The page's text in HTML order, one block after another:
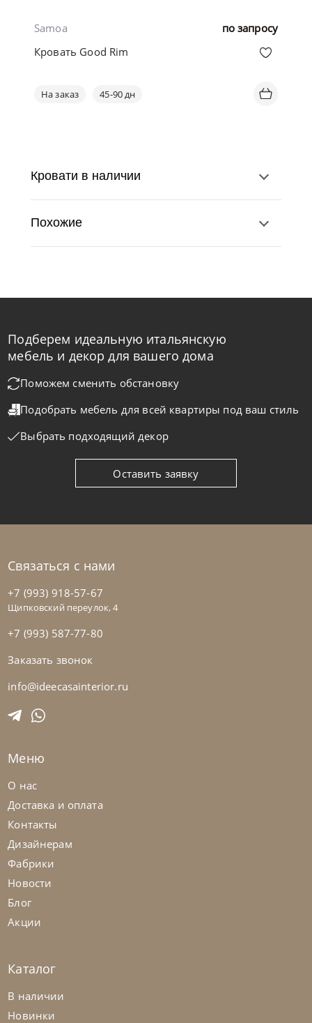
по запросу
Samoa
Кровать Good Rim
На заказ 45-90 дн
по запросу
Samoa
На заказ 45-90 дн
Samoa
Кровать Twice Angolo Alto
Samoa
Кровать Light
Кровати в наличии
Похожие
Подберем идеальную итальянскую
мебель и декор для вашего дома
Поможем сменить обстановку
Подобрать мебель для всей квартиры под ваш стиль
Выбрать подходящий декор
Оставить заявку
Связаться с нами
+7 (993) 918-57-67
Щипковский переулок, 4
+7 (993) 587-77-80
Заказать звонок
info@ideecasainterior.ru
Меню
О нас
Доставка и оплата
Контакты
Дизайнерам
Фабрики
Новости
Блог
Акции
Каталог
В наличии
Новинки